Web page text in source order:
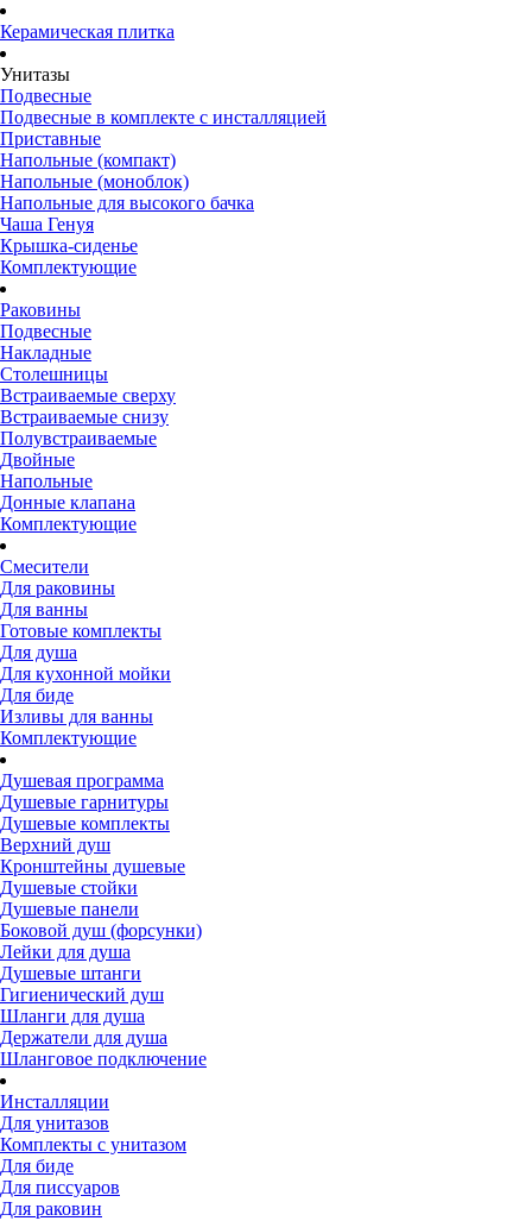
Керамическая плитка
Унитазы
Подвесные
Подвесные в комплекте с инсталляцией
Приставные
Напольные (компакт)
Напольные (моноблок)
Напольные для высокого бачка
Чаша Генуя
Крышка-сиденье
Комплектующие
Раковины
Подвесные
Накладные
Столешницы
Встраиваемые сверху
Встраиваемые снизу
Полувстраиваемые
Двойные
Напольные
Донные клапана
Комплектующие
Смесители
Для раковины
Для ванны
Готовые комплекты
Для душа
Для кухонной мойки
Для биде
Изливы для ванны
Комплектующие
Душевая программа
Душевые гарнитуры
Душевые комплекты
Верхний душ
Кронштейны душевые
Душевые стойки
Душевые панели
Боковой душ (форсунки)
Лейки для душа
Душевые штанги
Гигиенический душ
Шланги для душа
Держатели для душа
Шланговое подключение
Инсталляции
Для унитазов
Комплекты с унитазом
Для биде
Для писсуаров
Для раковин